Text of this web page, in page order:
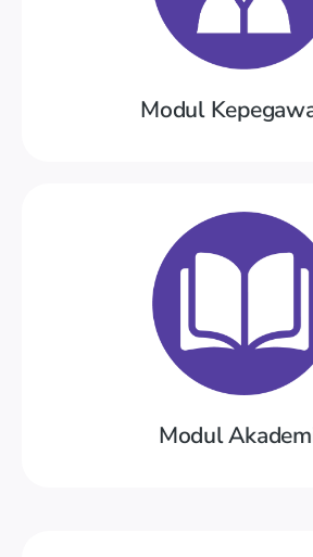
Modul
Data jabatan pegawai &
berserta fitur import, ekspor,
Modul
Tahun ajaran, semester,
kelas, kelulusan, pelajaran